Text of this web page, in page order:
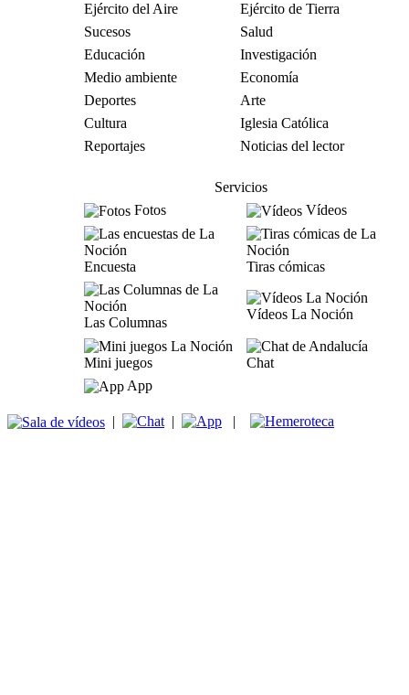
Ejército del Aire
Ejército de Tierra
Sucesos
Salud
Educación
Investigación
Medio ambiente
Economía
Deportes
Arte
Cultura
Iglesia Católica
Reportajes
Noticias del lector
Servicios
Fotos
Vídeos
Encuesta Tiras cómicas
Las Columnas
Vídeos La Noción
Mini juegos
Chat
App
| | |